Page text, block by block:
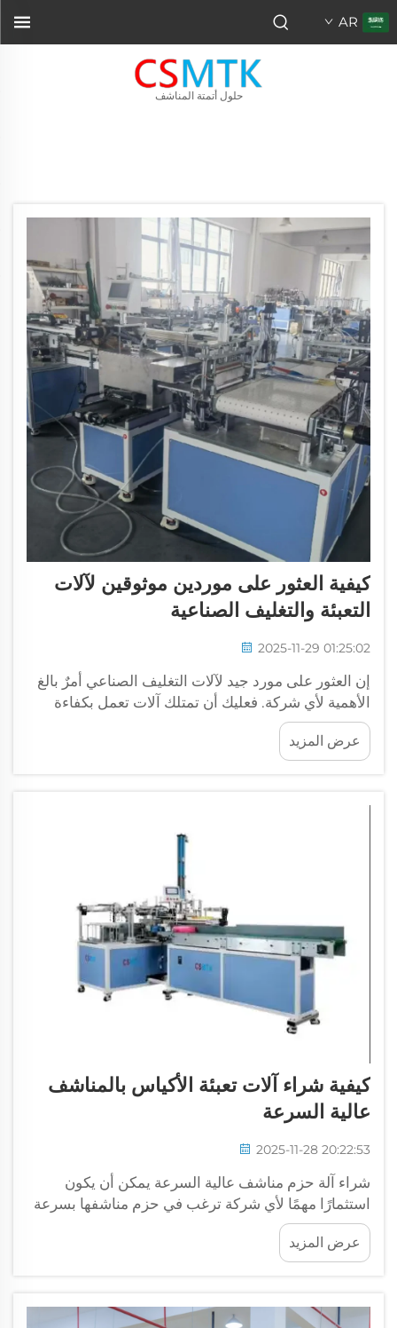
AR
حلول أتمتة المناشف
كيفية العثور على موردين موثوقين لآلات
التعبئة والتغليف الصناعية
2025-11-29 01:25:02
إن العثور على مورد جيد لآلات التغليف الصناعي أمرٌ بالغ
الأهمية لأي شركة. فعليك أن تمتلك آلات تعمل بكفاءة
عالية، وتتمتع بعمر افتراضي طويل، وتحمي منتجاتك من
الآلات...
عرض المزيد
كيفية شراء آلات تعبئة الأكياس بالمناشف
عالية السرعة
2025-11-28 20:22:53
شراء آلة حزم مناشف عالية السرعة يمكن أن يكون
استثمارًا مهمًا لأي شركة ترغب في حزم مناشفها بسرعة
وربحية. هذه الآلات تسرع العمل وتبقي المناشف نظيفة
وآمنة أثناء إرسالها من مكان إلى آخر. بـ...
عرض المزيد